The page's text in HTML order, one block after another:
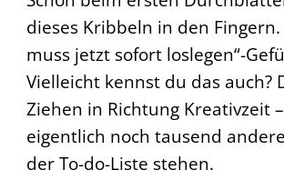
dieses Kribbeln in den Fingern.
muss jetzt sofort loslegen“-
Vielleicht kennst du das auch?
Ziehen in Richtung Kreativzeit
eigentlich noch tausend
der To-do-Liste stehen.